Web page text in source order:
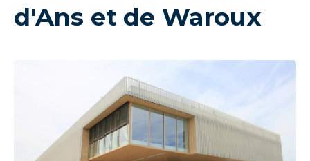
d'Ans et de Waroux